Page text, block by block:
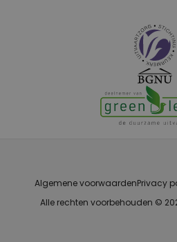
Algemene voorwaardenPrivacy
Alle rechten voorbehouden ©